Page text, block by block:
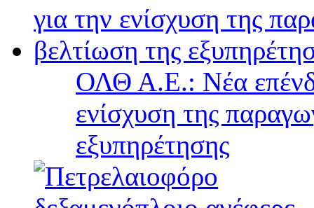
ΟΛΘ Α.Ε.: Νέα
ενίσχυση της
εξυπηρέτησης